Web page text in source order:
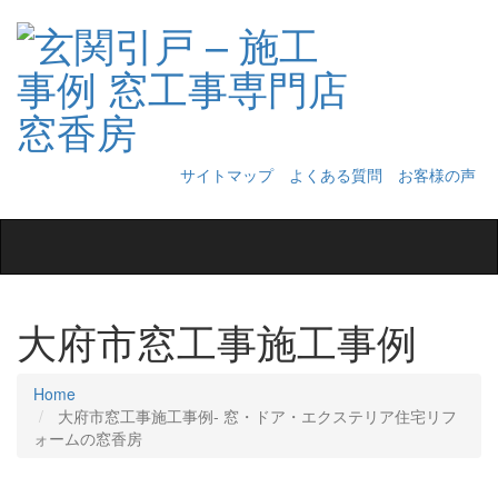
サイトマップ よくある質問
お客様の声
navigation
大府市窓工事施工事例
Home
大府市窓工事施工事例‐ 窓・ドア・エクステリア住宅リフ
ォームの窓香房